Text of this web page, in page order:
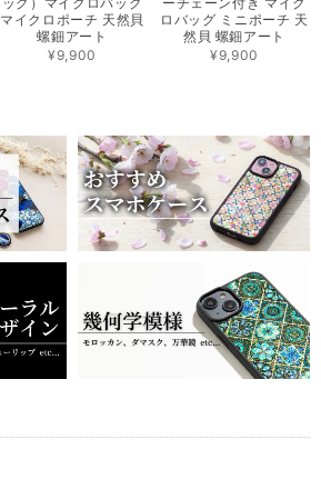
マイクロポーチ 天然貝
螺鈿アート
¥9,900
ロバッグ ミニポーチ 天
然貝 螺鈿アート
¥9,900